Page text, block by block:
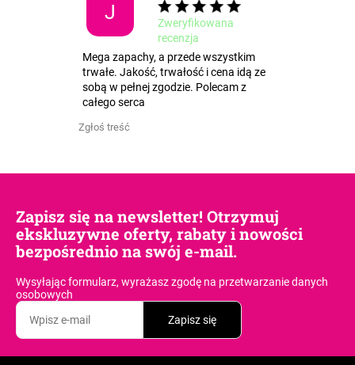
J
Zweryfikowana
recenzja
Mega zapachy, a przede wszystkim
trwałe. Jakość, trwałość i cena idą ze
sobą w pełnej zgodzie. Polecam z
całego serca
Zgłoś treść
Zapisz się na newsletter! Otrzymuj
ekskluzywne oferty, rabaty i nowości
bezpośrednio na swój e-mail.
Wysyłając formularz, wyrażasz zgodę na przetwarzanie danych
osobowych
Zapisz się